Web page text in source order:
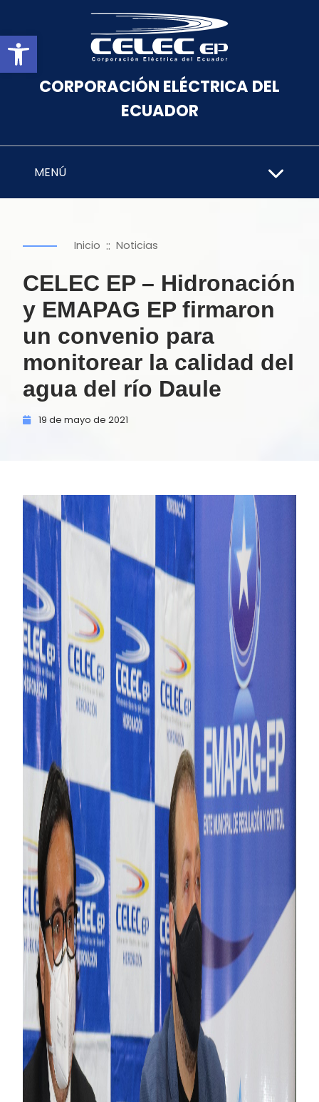
Abrir barra de herramientas
CORPORACIÓN ELÉCTRICA DEL
ECUADOR
MENÚ
Inicio :: Noticias
CELEC EP – Hidronación
y EMAPAG EP firmaron
un convenio para
monitorear la calidad del
agua del río Daule
19 de mayo de 2021